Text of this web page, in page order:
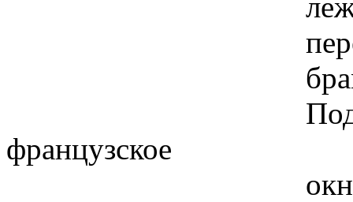
перед
брамс!!! - и
Подросток
французское
окно - там